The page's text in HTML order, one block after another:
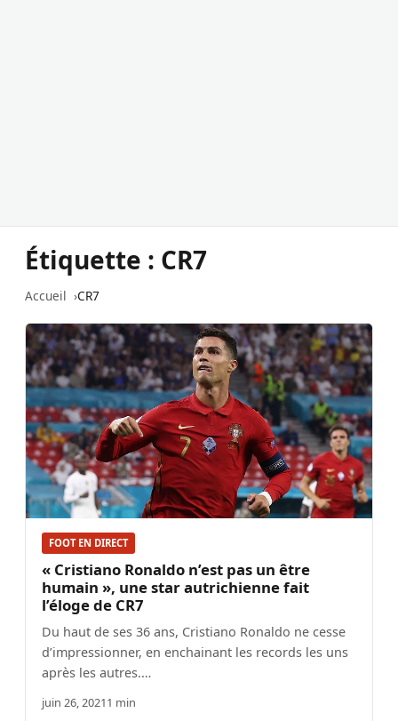
Étiquette : CR7
Accueil CR7
FOOT EN DIRECT
« Cristiano Ronaldo n’est pas un être
humain », une star autrichienne fait
l’éloge de CR7
Du haut de ses 36 ans, Cristiano Ronaldo ne cesse
d’impressionner, en enchainant les records les uns
après les autres.…
juin 26, 20211 min